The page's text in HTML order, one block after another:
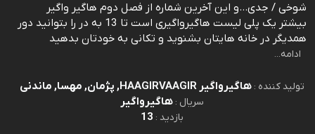
شوخی / جدی...و این آخرین شماره از فصل دوم هاگیر واگیر
بیشتر یک پلی لیست هاگیرواگیری است تا 13 به در را بتوانید دور
همدیگر در خانه هایتان بشنوید و تکانی به خودتان بدهید
ادامه...
تولید کننده :هاگیرواگیر HAAGIRVAAGIR, پژمان, مهسا, ماندنی
سریال :هاگیرواگیر
بازدید : 13